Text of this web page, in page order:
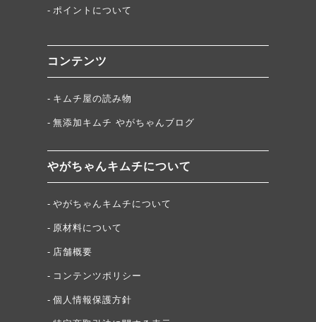
ポイントについて
コンテンツ
キムチ屋の読み物
無添加キムチ やがちゃんブログ
やがちゃんキムチについて
やがちゃんキムチについて
原材料について
店舗概要
コンテンツポリシー
個人情報保護方針